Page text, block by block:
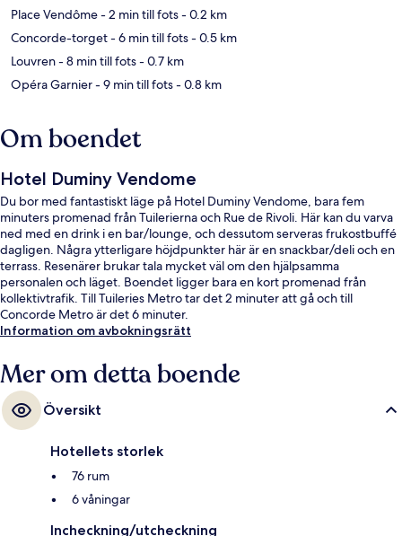
Place Vendôme- 2 min till fots- 0.2 km
Concorde-torget- 6 min till fots- 0.5 km
Louvren- 8 min till fots- 0.7 km
Opéra Garnier- 9 min till fots- 0.8 km
Om boendet
Hotel Duminy Vendome
Du bor med fantastiskt läge på Hotel Duminy Vendome, bara fem
minuters promenad från Tuilerierna och Rue de Rivoli. Här kan du varva
ned med en drink i en bar/lounge, och dessutom serveras frukostbuffé
dagligen. Några ytterligare höjdpunkter här är en snackbar/deli och en
terrass. Resenärer brukar tala mycket väl om den hjälpsamma
personalen och läget. Boendet ligger bara en kort promenad från
kollektivtrafik. Till Tuileries Metro tar det 2 minuter att gå och till
Concorde Metro är det 6 minuter.
Information om avbokningsrätt
Mer om detta boende
Översikt
Hotellets storlek
76 rum
6 våningar
Incheckning/utcheckning